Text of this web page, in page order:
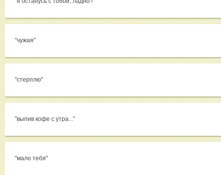
"чужая"
"стерплю"
"выпив кофе с утра..."
"мало тебя"